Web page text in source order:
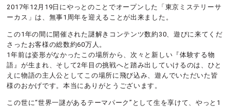
2017年12月19日にやっとのことでオープンした「東京ミステリーサ
ーカス」は、無事1周年を迎えることが出来ました。
この1年の間に開催された謎解きコンテンツ数約30、遊びに来てくだ
さったお客様の総数約60万人。
1年前は姿形がなかったこの場所から、次々と新しい『体験する物
語』が生まれ、そして2年目の挑戦へと踏み出していけるのは、ひと
えに物語の主人公としてこの場所に飛び込み、遊んでいただいた皆
様のおかげです。本当にありがとうございます。
この世に“世界一謎があるテーマパーク”として生を享けて、やっと1